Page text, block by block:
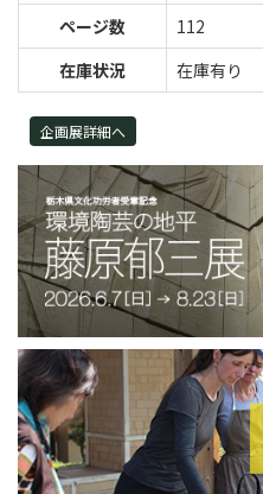
ページ数
112
在庫状況
在庫有り
企画展詳細へ